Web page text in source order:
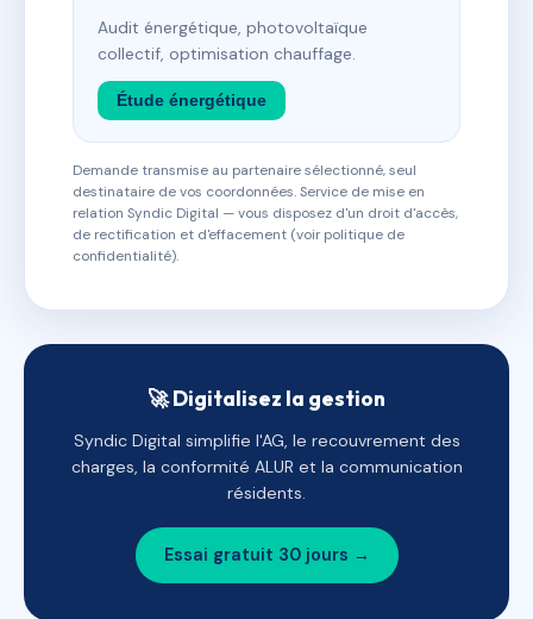
Audit énergétique, photovoltaïque
collectif, optimisation chauffage.
Étude énergétique
Demande transmise au partenaire sélectionné, seul
destinataire de vos coordonnées. Service de mise en
relation Syndic Digital — vous disposez d'un droit d'accès,
de rectification et d'effacement (voir politique de
confidentialité).
🚀 Digitalisez la gestion
Syndic Digital simplifie l'AG, le recouvrement des
charges, la conformité ALUR et la communication
résidents.
Essai gratuit 30 jours →